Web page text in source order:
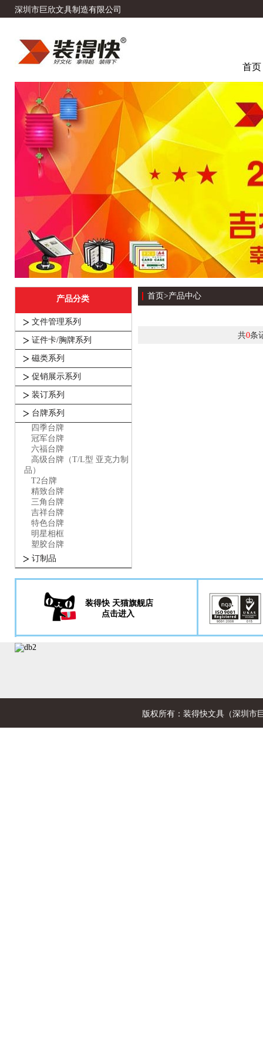
深圳市巨欣文具制造有限公司
首页
产品分类
文件管理系列
证件卡/胸牌系列
磁类系列
促销展示系列
装订系列
台牌系列
四季台牌
冠军台牌
六福台牌
高级台牌（T/L型 亚克力制
品）
T2台牌
精致台牌
三角台牌
吉祥台牌
特色台牌
明星相框
塑胶台牌
订制品
首页>产品中心
共0条
装得快 天猫旗舰店
点击进入
版权所有：装得快文具（深圳市